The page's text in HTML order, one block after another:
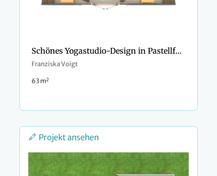
Schönes Yogastudio-Design in Pastellfarben
Franziska Voigt
63 m2
Projekt ansehen